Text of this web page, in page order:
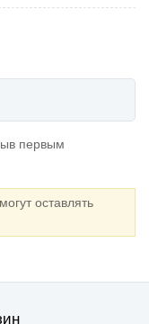
первым
оставлять